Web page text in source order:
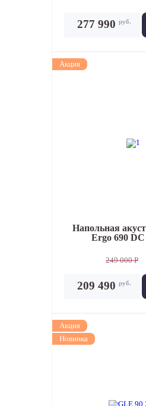
277 990 руб.
Акция
Напольная
Ergo 690 DC
249 000 P
209 490 руб.
Акция
Новинка